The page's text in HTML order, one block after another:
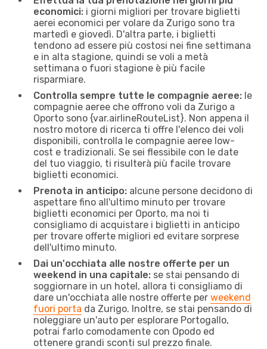
economici: i giorni migliori per trovare biglietti
aerei economici per volare da Zurigo sono tra
martedì e giovedì. D'altra parte, i biglietti
tendono ad essere più costosi nei fine settimana
e in alta stagione, quindi se voli a metà
settimana o fuori stagione è più facile
risparmiare.
Controlla sempre tutte le compagnie aeree: le
compagnie aeree che offrono voli da Zurigo a
Oporto sono {​var.airlineRouteList}. Non appena il
nostro motore di ricerca ti offre l'elenco dei voli
disponibili, controlla le compagnie aeree low-
cost e tradizionali. Se sei flessibile con le date
del tuo viaggio, ti risulterà più facile trovare
biglietti economici.
Prenota in anticipo: alcune persone decidono di
aspettare fino all'ultimo minuto per trovare
biglietti economici per Oporto, ma noi ti
consigliamo di acquistare i biglietti in anticipo
per trovare offerte migliori ed evitare sorprese
dell'ultimo minuto.
Dai un'occhiata alle nostre offerte per un
weekend in una capitale: se stai pensando di
soggiornare in un hotel, allora ti consigliamo di
dare un'occhiata alle nostre offerte per weekend
fuori porta da Zurigo. Inoltre, se stai pensando di
noleggiare un'auto per esplorare Portogallo,
potrai farlo comodamente con Opodo ed
ottenere grandi sconti sul prezzo finale.